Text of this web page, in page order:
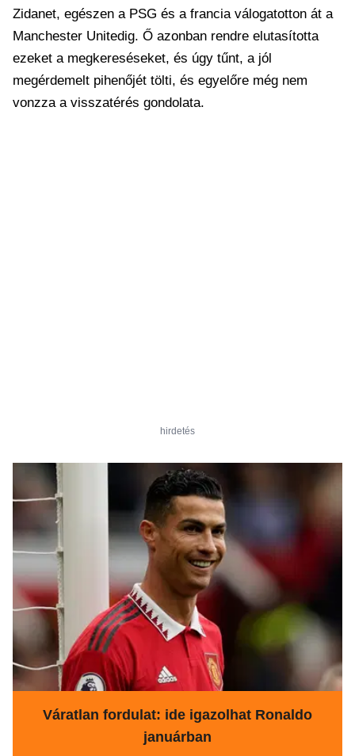
Zidanet, egészen a PSG és a francia válogatotton át a
Manchester Unitedig. Ő azonban rendre elutasította
ezeket a megkereséseket, és úgy tűnt, a jól
megérdemelt pihenőjét tölti, és egyelőre még nem
vonzza a visszatérés gondolata.
hirdetés
Váratlan fordulat: ide igazolhat Ronaldo
januárban